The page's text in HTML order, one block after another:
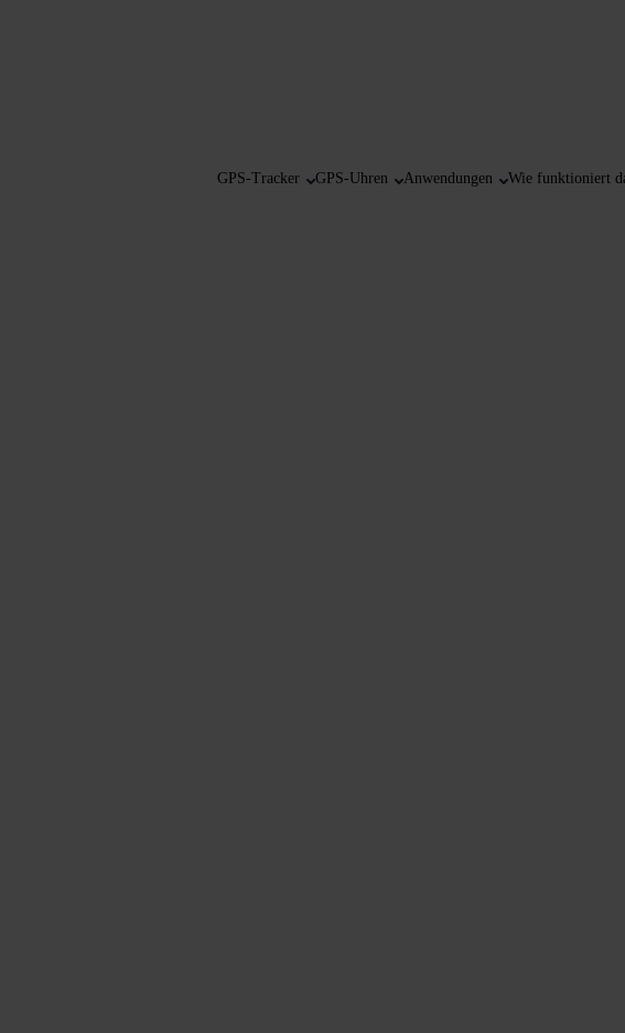
GPS-Tracker GPS-Uhren Anwendungen Wie funktioniert